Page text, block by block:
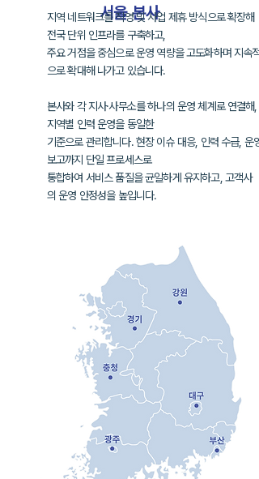
​서울 본사
지역 네트워크를 직영 및 사업 제휴 방식으로 확장해
전국 단위 인프라를 구축하고,
주요 거점을 중심으로 운영 역량을 고도화하며지속적
으로 확대해 나가고 있습니다.
본사와 각 지사·사무소를 하나의 운영 체계로 연결해,
지역별 인력 운영을 동일한
기준으로 관리합니다. 현장 이슈 대응, 인력 수급, 운영
보고까지 단일 프로세스로
통합하여 서비스 품질을 균일하게 유지하고, 고객사
의운영 안정성을 높입니다.